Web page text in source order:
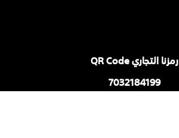
رمزنا التجاري QR Code
7032184199